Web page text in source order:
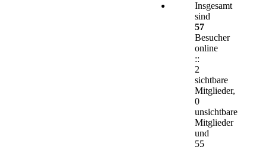
Insgesamt
sind
57
Besucher
online
::
2
sichtbare
Mitglieder,
0
unsichtbare
Mitglieder
und
55